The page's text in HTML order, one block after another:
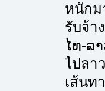
หนักม
รับจ้า
ໄທ-ລ
ไปลา
เส้นท